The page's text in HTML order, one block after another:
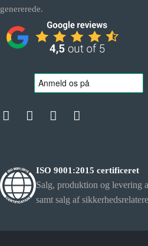
genererede.
ISO 9001:2015 certificeret
Salg, produktion og levering
samt salg af